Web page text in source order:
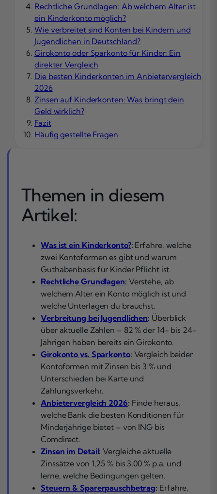
Rechtliche Grundlagen: Ab welchem Alter ist
ein Kinderkonto möglich?
Wie verbreitet sind Konten bei Kindern und
Jugendlichen in Deutschland?
Girokonto oder Sparkonto für Kinder: Ein
direkter Vergleich
Die besten Kinderkonten im Anbietervergleich
2026
Zinsen auf Kinderkonten: Was bringt dein
Geld wirklich?
Fazit
Häufig gestellte Fragen
Themen in diesem
Artikel:
Was ist ein Kinderkonto?: Erfahre, welche
zwei Kontoformen es gibt und warum
Guthabenbasis für Kinder Pflicht ist.
Rechtliche Grundlagen: Verstehe, ab
welchem Alter ein Konto möglich ist und
welche Unterlagen du brauchst.
Verbreitung bei Jugendlichen: Überblick
über aktuelle Zahlen – 82 % der 14- bis 24-
Jährigen haben bereits ein Girokonto.
Girokonto vs. Sparkonto: Vergleich beider
Kontoformen mit Zinsen bis 3 % und
Unterschieden bei Karte und
Zahlungsverkehr.
Anbietervergleich 2026: Finde heraus,
welche Bank die besten Konditionen für
Minderjährige bietet – von ING bis
Comdirect.
Zinsen im Detail: Vergleiche aktuelle
Zinssätze von 1,25 % bis 3,00 % p.a. und
lerne, welche Bedingungen gelten.
Steuern & Sparerpauschbetrag: Erfahre,